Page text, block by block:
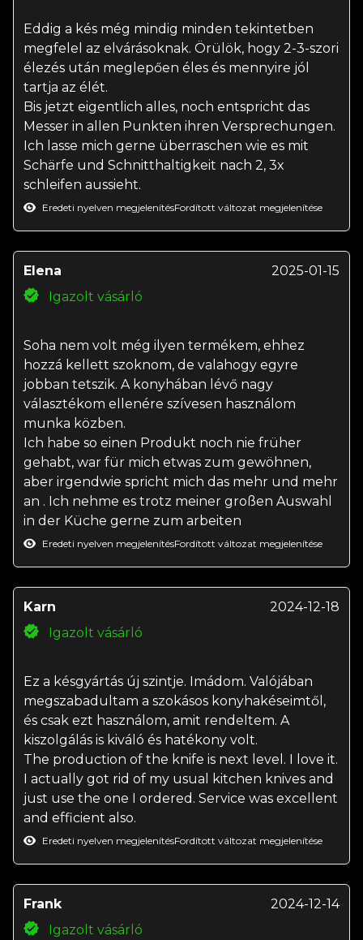
Eddig a kés még mindig minden tekintetben
megfelel az elvárásoknak. Örülök, hogy 2-3-szori
élezés után meglepően éles és mennyire jól
tartja az élét.
Bis jetzt eigentlich alles, noch entspricht das
Messer in allen Punkten ihren Versprechungen.
Ich lasse mich gerne überraschen wie es mit
Schärfe und Schnitthaltigkeit nach 2, 3x
schleifen aussieht.
Eredeti nyelven megjelenítésFordított változat megjelenítése
Elena
2025-01-15
Igazolt vásárló
Soha nem volt még ilyen termékem, ehhez
hozzá kellett szoknom, de valahogy egyre
jobban tetszik. A konyhában lévő nagy
választékom ellenére szívesen használom
munka közben.
Ich habe so einen Produkt noch nie früher
gehabt, war für mich etwas zum gewöhnen,
aber irgendwie spricht mich das mehr und mehr
an . Ich nehme es trotz meiner großen Auswahl
in der Küche gerne zum arbeiten
Eredeti nyelven megjelenítésFordított változat megjelenítése
Karn
2024-12-18
Igazolt vásárló
Ez a késgyártás új szintje. Imádom. Valójában
megszabadultam a szokásos konyhakéseimtől,
és csak ezt használom, amit rendeltem. A
kiszolgálás is kiváló és hatékony volt.
The production of the knife is next level. I love it.
I actually got rid of my usual kitchen knives and
just use the one I ordered. Service was excellent
and efficient also.
Eredeti nyelven megjelenítésFordított változat megjelenítése
Frank
2024-12-14
Igazolt vásárló